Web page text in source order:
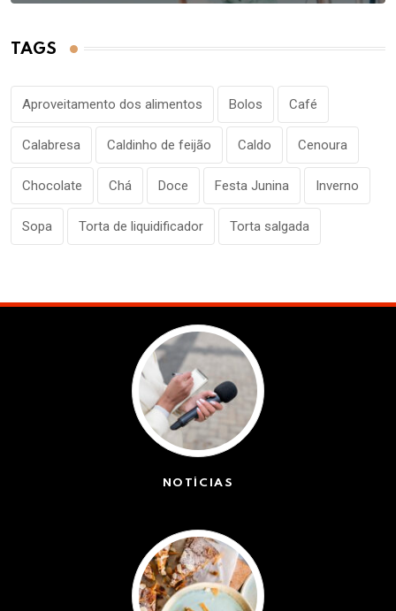
TAGS
Aproveitamento dos alimentos Bolos Café
Calabresa Caldinho de feijão Caldo Cenoura
Chocolate Chá Doce Festa Junina Inverno
Sopa Torta de liquidificador Torta salgada
NOTÍCIAS